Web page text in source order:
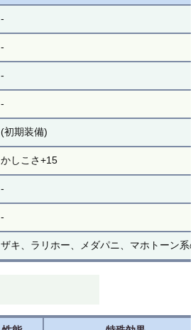
-
-
-
-
(初期装備)
かしこさ+15
-
-
ザキ、ラリホー、メダパニ、マホトーン